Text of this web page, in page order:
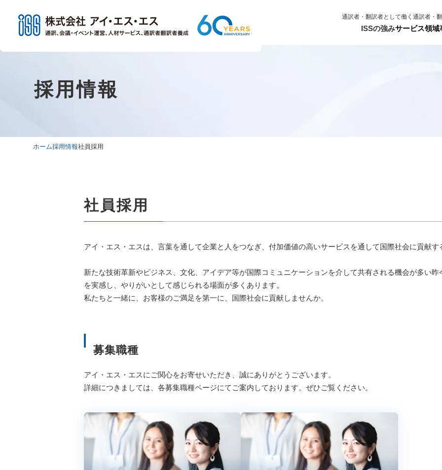
通訳者・翻訳者として働く通訳者・
ISSの強みサービス領域
採用情報
ホーム採用情報社員採用
社員採用
アイ・エス・エスは、言葉を通して企業と人をつなぎ、付加価値の高いサービスを通して国際社会に貢献
新たな技術革新やビジネス、文化、アイデア等が国際コミュニケーションを介して共有される機会が多い
を実感し、やりがいとして感じられる場面が多くあります。
私たちと一緒に、お客様のご満足を第一に、国際社会に貢献しませんか。
募集職種
アイ・エス・エスにご関心をお寄せいただき、誠にありがとうございます。
詳細につきましては、各募集職種ページにてご案内しております。ぜひご覧ください。